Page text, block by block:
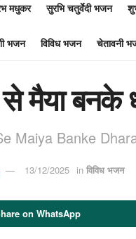
मधुकर सुरभि चतुर्वेदी भजन
भजन विविध भजन चेतावनी
मैया बनके
Maiya Banke
13/12/2025 in विविध भजन
on WhatsApp